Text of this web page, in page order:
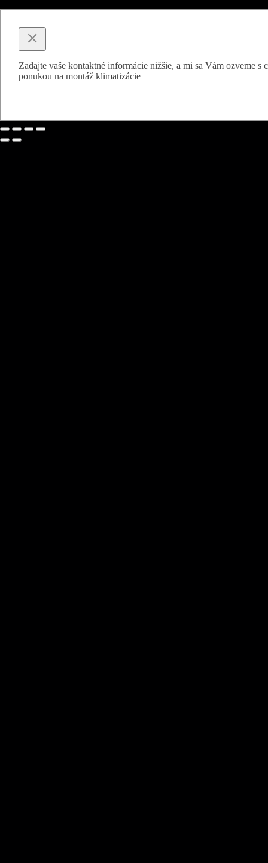
Zadajte vaše kontaktné informácie nižšie, a mi sa Vám ozveme s
ponukou na montáž klimatizácie